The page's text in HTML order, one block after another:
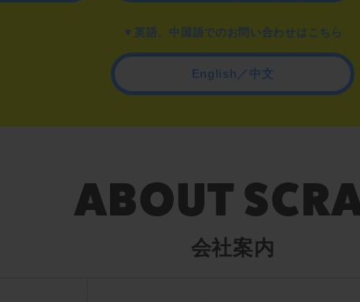
▼英語、中国語でのお問い合わせはこちら
English／中文
会社案内